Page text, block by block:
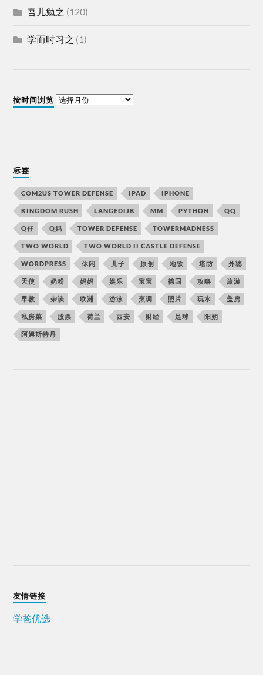
吾儿勉之 (120)
学而时习之 (1)
按时间浏览
标签
COM2US TOWER DEFENSE IPAD IPHONE
KINGDOM RUSH LANGEDIJK MM PYTHON QQ
Q仔 Q妈 TOWER DEFENSE TOWERMADNESS
TWO WORLD TWO WORLD II CASTLE DEFENSE
WORDPRESS 休闲 儿子 原创 地铁 塔防 外婆
天使 奶粉 妈妈 娱乐 宝宝 德国 攻略 旅游
早教 杂谈 欧洲 游泳 烹调 照片 玩水 盖房
私房菜 股票 荷兰 西安 财经 足球 阳朔
阿姆斯特丹
友情链接
学爸优选